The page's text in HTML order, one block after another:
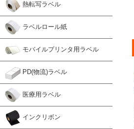
熱転写ラベル
ラベルロール紙
モバイルプリンタ用ラベル
PD(物流)ラベル
医療用ラベル
インクリボン